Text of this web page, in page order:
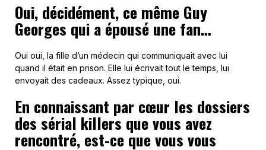
Oui, décidément, ce même Guy
Georges qui a épousé une fan…
Oui oui, la fille d’un médecin qui communiquait avec lui
quand il était en prison. Elle lui écrivait tout le temps, lui
envoyait des cadeaux. Assez typique, oui.
En connaissant par cœur les dossiers
des sérial killers que vous avez
rencontré, est-ce que vous vous